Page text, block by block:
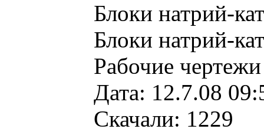
Блоки натрий-
Блоки натрий-
Рабочие чертежи
Дата: 12.7.08
Скачали: 1229